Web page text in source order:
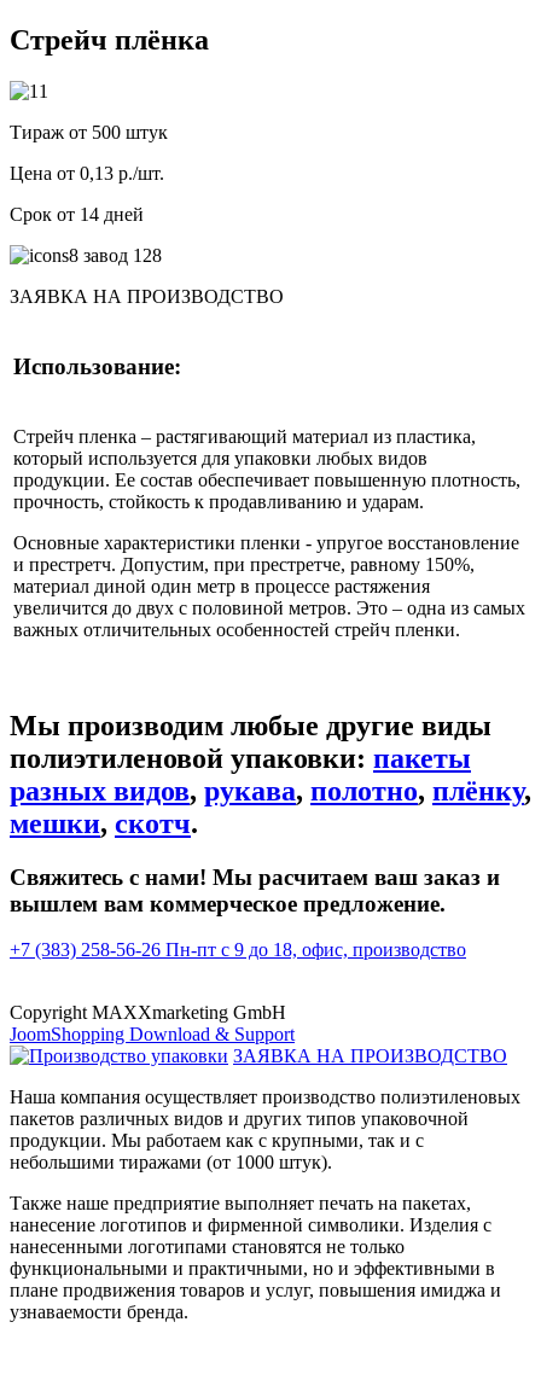
Стрейч плёнка
Тираж от 500 штук
Цена от 0,13 р./шт.
Срок от 14 дней
ЗАЯВКА НА ПРОИЗВОДСТВО
Использование:
Стрейч пленка – растягивающий материал из пластика,
который используется для упаковки любых видов
продукции. Ее состав обеспечивает повышенную плотность,
прочность, стойкость к продавливанию и ударам.
Основные характеристики пленки - упругое восстановление
и престретч. Допустим, при престретче, равному 150%,
материал диной один метр в процессе растяжения
увеличится до двух с половиной метров. Это – одна из самых
важных отличительных особенностей стрейч пленки.
Мы производим любые другие виды
полиэтиленовой упаковки: пакеты
разных видов, рукава, полотно, плёнку,
мешки, скотч.
Свяжитесь с нами! Мы расчитаем ваш заказ и
вышлем вам коммерческое предложение.
+7 (383) 258-56-26 Пн-пт с 9 до 18, офис, производство
Copyright MAXXmarketing GmbH
JoomShopping Download & Support
ЗАЯВКА НА ПРОИЗВОДСТВО
Наша компания осуществляет производство полиэтиленовых
пакетов различных видов и других типов упаковочной
продукции. Мы работаем как с крупными, так и с
небольшими тиражами (от 1000 штук).
Также наше предприятие выполняет печать на пакетах,
нанесение логотипов и фирменной символики. Изделия с
нанесенными логотипами становятся не только
функциональными и практичными, но и эффективными в
плане продвижения товаров и услуг, повышения имиджа и
узнаваемости бренда.